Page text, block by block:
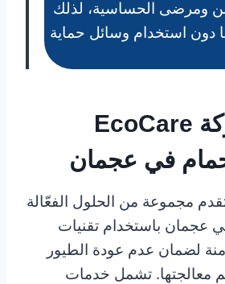
ومرضى الحساسية، لذلك
دون استخدام وسائل حماية
EcoCare
في عجمان
مجموعة من الحلول الفعّالة
عجمان باستخدام تقنيات
لضمان عدم عودة الطيور
معالجتها. تشمل خدمات